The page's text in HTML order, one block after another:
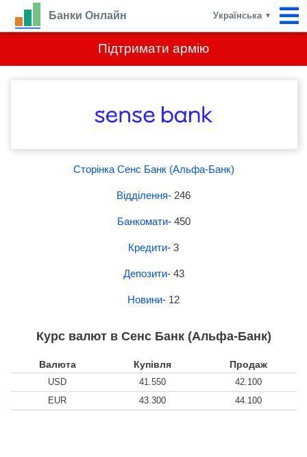
Підтримати армію
Банки Онлайн Українська ▼
Сторінка Сенс Банк (Альфа-Банк)
Відділення- 246
Банкомати- 450
Кредити- 3
Депозити- 43
Новини- 12
Курс валют в Сенс Банк (Альфа-Банк)
Валюта Купівля Продаж
USD 41.550
42.100
EUR
43.300 44.100